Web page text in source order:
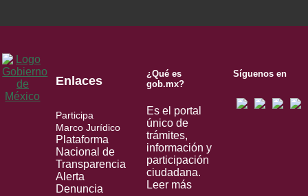
Enlaces
Participa
Marco Jurídico
Plataforma
Nacional de
Transparencia
Alerta
Denuncia
¿Qué es
gob.mx?
Es el portal
único de
trámites,
información y
participación
ciudadana.
Leer más
Síguenos en